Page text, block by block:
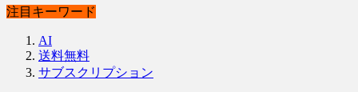
注目キーワード
AI
送料無料
サブスクリプション